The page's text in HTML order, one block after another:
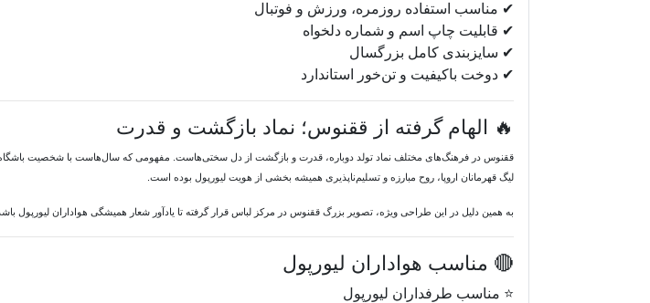
✔ مناسب استفاده روزمره، ورزش و فوتبال
✔ قابلیت چاپ اسم و شماره دلخواه
✔ سایزبندی کامل بزرگسال
✔ دوخت باکیفیت و تن‌خور استاندارد
🔥 الهام گرفته از ققنوس؛ نماد بازگشت و قدرت
ققنوس در فرهنگ‌های مختلف نماد تولد دوباره، قدرت و بازگشت از دل سختی‌هاست. مفهومی که سال‌هاست با شخصیت باشگاه
لیگ قهرمانان اروپا، روح مبارزه و تسلیم‌ناپذیری همیشه بخشی از هویت لیورپول بوده است.
به همین دلیل در این طراحی ویژه، تصویر بزرگ ققنوس در مرکز لباس قرار گرفته تا یادآور شعار همیشگی هواداران لیورپول
🔴 مناسب هواداران لیورپول
⭐ مناسب طرفداران لیورپول